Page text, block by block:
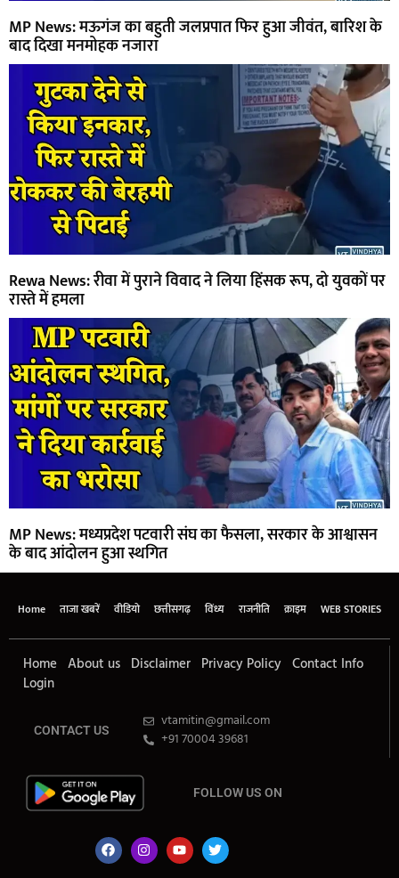
MP News: मऊगंज का बहुती जलप्रपात फिर हुआ जीवंत, बारिश के
बाद दिखा मनमोहक नजारा
Rewa News: रीवा में पुराने विवाद ने लिया हिंसक रूप, दो युवकों पर
रास्ते में हमला
MP News: मध्यप्रदेश पटवारी संघ का फैसला, सरकार के आश्वासन
के बाद आंदोलन हुआ स्थगित
Home ताजा खबरें वीडियो छत्तीसगढ़ विंध्य राजनीति क्राइम WEB STORIES
Home About us Disclaimer Privacy Policy Contact Info
Login
CONTACT US
vtamitin@gmail.com
+91 70004 39681
FOLLOW US ON